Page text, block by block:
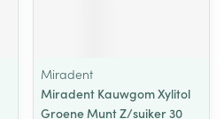
Miradent
Miradent Kauwgom Xylitol
Groene Munt Z/suiker 30